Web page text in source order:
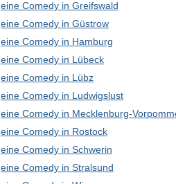
eine Comedy in Greifswald
eine Comedy in Güstrow
eine Comedy in Hamburg
eine Comedy in Lübeck
eine Comedy in Lübz
eine Comedy in Ludwigslust
eine Comedy in Mecklenburg-
eine Comedy in Rostock
eine Comedy in Schwerin
eine Comedy in Stralsund